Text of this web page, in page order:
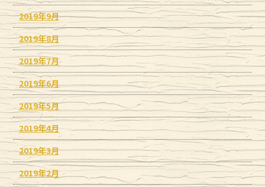
2019年9月
2019年8月
2019年7月
2019年6月
2019年5月
2019年4月
2019年3月
2019年2月